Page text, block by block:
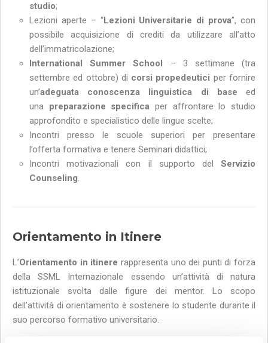
studio;
Lezioni aperte – “Lezioni Universitarie di prova”, con
possibile acquisizione di crediti da utilizzare all’atto
dell’immatricolazione;
International Summer School – 3 settimane (tra
settembre ed ottobre) di corsi propedeutici per fornire
un’adeguata conoscenza linguistica di base ed
una preparazione specifica per affrontare lo studio
approfondito e specialistico delle lingue scelte;
Incontri presso le scuole superiori per presentare
l’offerta formativa e tenere Seminari didattici;
Incontri motivazionali con il supporto del Servizio
Counseling.
Orientamento in Itinere
L’Orientamento in itinere rappresenta uno dei punti di forza
della SSML Internazionale essendo un’attività di natura
istituzionale svolta dalle figure dei mentor. Lo scopo
dell’attività di orientamento è sostenere lo studente durante il
suo percorso formativo universitario.